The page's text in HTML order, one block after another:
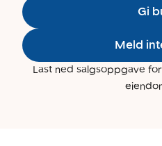
Gi
Meld
Last ned salgsoppgave